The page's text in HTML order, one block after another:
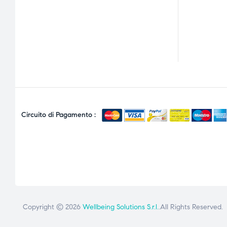
Circuito di Pagamento :
Copyright © 2026 Wellbeing Solutions S.r.l..All Rights Reserved.